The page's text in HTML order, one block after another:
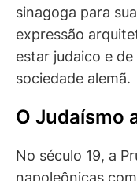
sinagoga para
expressão
estar judaico e
sociedade alemã.
O Judaísmo
No século 19, a
napoleônicas